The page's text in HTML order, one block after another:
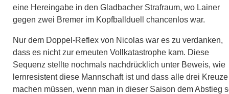
eine Hereingabe in den Gladbacher Strafraum, wo Lainer
gegen zwei Bremer im Kopfballduell chancenlos war.
Nur dem Doppel-Reflex von Nicolas war es zu verdanken,
dass es nicht zur erneuten Vollkatastrophe kam. Diese
Sequenz stellte nochmals nachdrücklich unter Beweis, wie
lernresistent diese Mannschaft ist und dass alle drei Kreuze
machen müssen, wenn man in dieser Saison dem Abstieg